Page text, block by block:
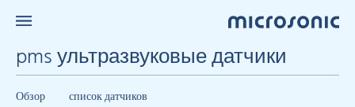
pms ультразвуковые датчики
Обзор список датчиков